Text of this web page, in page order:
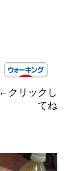
←クリックし
てね